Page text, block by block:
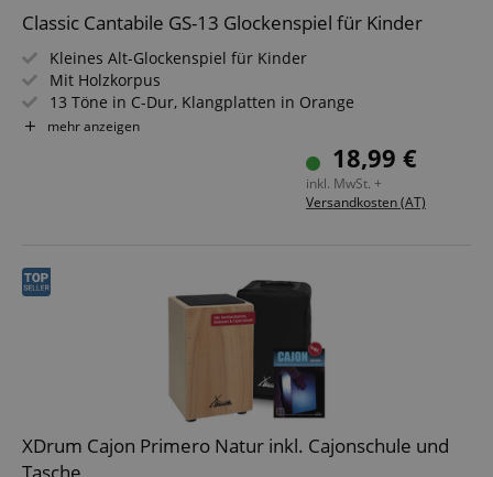
Classic Cantabile GS-13 Glockenspiel für Kinder
Kleines Alt-Glockenspiel für Kinder
Mit Holzkorpus
13 Töne in C-Dur, Klangplatten in Orange
Zertifiziert nach DIN EN 71/3, frei von Phthalaten
Inkl. 2 Holz-Schlägel (im Glockenspiel verstaubar)
Inkl. Transport- und Aufbewahrungstasche
mehr anzeigen
18,99 €
inkl. MwSt. +
Versandkosten (AT)
XDrum Cajon Primero Natur inkl. Cajonschule und